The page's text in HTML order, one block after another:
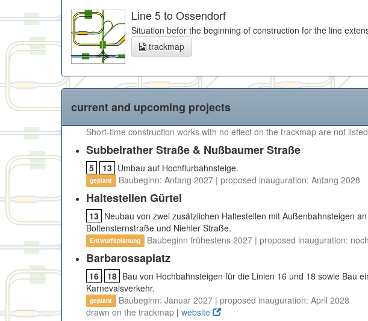
Line 5 to Ossendorf
Situation befor the beginning of construction for the line
trackmap
current and upcoming projects
Short-time construction works with no effect on the trackmap are not
Subbelrather Straße & Nußbaumer Straße
5 13 Umbau auf Hochflurbahnsteige.
geplant Baubeginn: Anfang 2027 | proposed inauguration: Anfang 2028
Haltestellen Gürtel
13 Neubau von zwei zusätzlichen Haltestellen mit Außenbahnsteigen
Boltensternstraße und Niehler Straße.
Entwurfsplanung Baubeginn frühestens 2027 | proposed inauguration:
Barbarossaplatz
16 18 Bau von Hochbahnsteigen für die Linien 16 und 18 sowie Bau
Karnevalsverkehr.
geplant
Baubeginn: Januar 2027 | proposed inauguration: April 2028
drawn on the trackmap | website